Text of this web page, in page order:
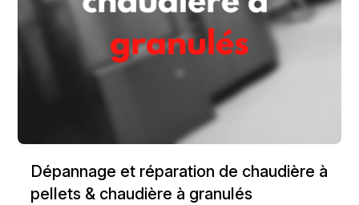
Dépannage et réparation de chaudière à
pellets & chaudière à granulés